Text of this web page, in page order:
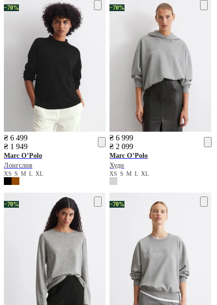
−70%
₴ 6 499
₴ 1 949
Marc O’Polo
Лонгслив
XS S M L XL
−70%
₴ 6 999
₴ 2 099
Marc O’Polo
Худи
XSSMLXL
−70% −70%